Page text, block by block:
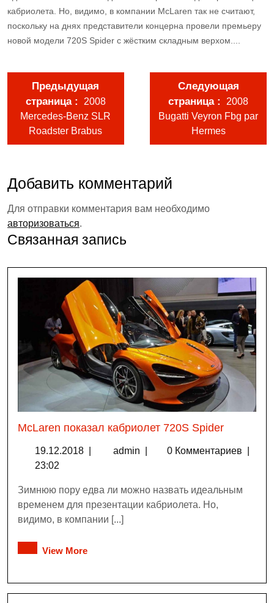
кабриолета. Но, видимо, в компании McLaren так не считают,
поскольку на днях представители концерна провели премьеру
новой модели 720S Spider с жёстким складным верхом....
Предыдущая
страница
2008
Mercedes-Benz SLR
Roadster Brabus
Следующая
страница
2008
Bugatti Veyron Fbg par
Hermes
Добавить комментарий
Для отправки комментария вам необходимо
авторизоваться.
Связанная запись
McLaren показал кабриолет 720S Spider
19.12.2018 admin 0 Комментариев
23:02
Зимнюю пору едва ли можно назвать идеальным
временем для презентации кабриолета. Но,
видимо, в компании [...]
View More